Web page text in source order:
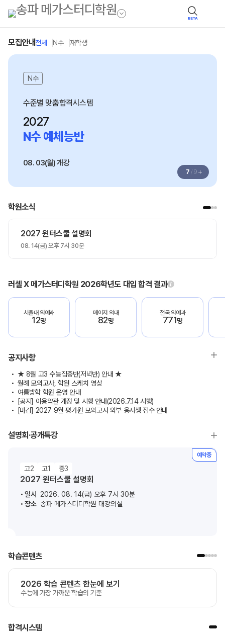
BETA
모집안내전체 N수 재학생
N수
수준별 맞춤합격시스템
2027
N수 예체능반
08. 03(월) 개강
7 / 9 +
학원소식
2027 윈터스쿨 설명회
08. 14(금) 오후 7시 30분
러셀 X 메가스터디학원 2026학년도 대입 합격 결과
서울대 의예과
12명
메이저 의대
82명
전국 의예과
771명
공지사항
★ 8월 고3 수능집중반(저녁반) 안내 ★
월례 모의고사, 학원 스케치 영상
여름방학 학원 운영 안내
[공지] 이용약관 개정 및 시행 안내(2026.7.14 시행)
[마감] 2027 9월 평가원 모의고사 외부 응시생 접수 안내
설명회·공개특강
고2 고1 중3
2027 윈터스쿨 설명회
일시 2026. 08. 14(금) 오후 7시 30분
장소 송파 메가스터디학원 대강의실
예약중
학습콘텐츠
2026 학습 콘텐츠 한눈에 보기
수능에 가장 가까운 학습의 기준
합격시스템